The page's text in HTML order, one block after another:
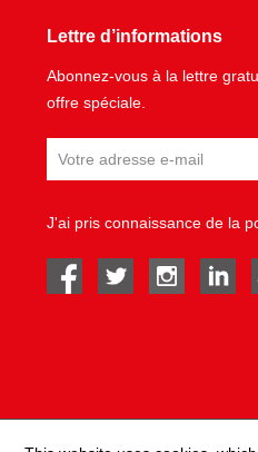
Lettre d’informations
Abonnez-vous à la lettre
offre spéciale.
J'ai pris connaissance de la
facebook twitter instagram